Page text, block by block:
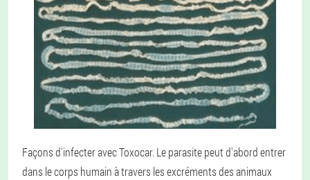
Façons d'infecter avec Toxocar. Le parasite peut d'abord entrer
dans le corps humain à travers les excréments des animaux